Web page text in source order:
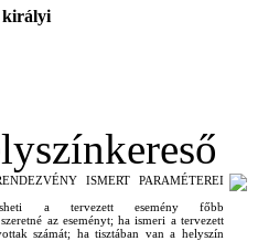
ISMERT PARAMÉTEREI
a tervezett esemény főbb
az eseményt; ha ismeri a tervezett
számát; ha tisztában van a helyszín